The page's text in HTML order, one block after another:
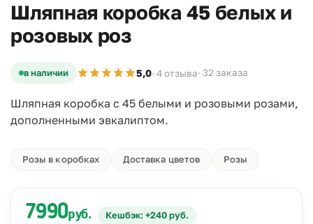
Шляпная коробка 45 белых и
розовых роз
в наличии 5,0· 4 отзыва· 32 заказа
Шляпная коробка с 45 белыми и розовыми розами,
дополненными эвкалиптом.
Розы в коробках Доставка цветов Розы
7990руб. Кешбэк: +240 руб.